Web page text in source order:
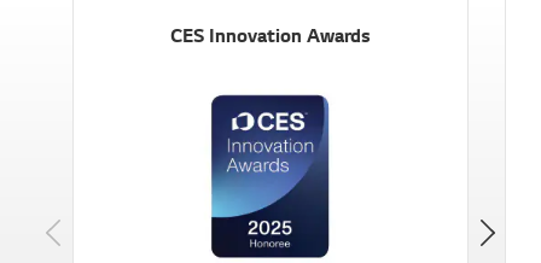
Previous
CES Innovation Awards